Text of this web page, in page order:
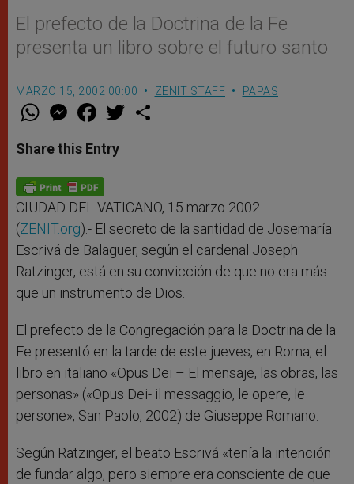
El prefecto de la Doctrina de la Fe
presenta un libro sobre el futuro santo
MARZO 15, 2002 00:00 ZENIT STAFF PAPAS
W
t
s
p
p
M
e
s
e
g
e
r
F
a
e
b
o
k
w
Share this Entry
CIUDAD DEL VATICANO, 15 marzo 2002
(ZENIT.org).- El secreto de la santidad de Josemaría
Escrivá de Balaguer, según el cardenal Joseph
Ratzinger, está en su convicción de que no era más
que un instrumento de Dios.
El prefecto de la Congregación para la Doctrina de la
Fe presentó en la tarde de este jueves, en Roma, el
libro en italiano «Opus Dei – El mensaje, las obras, las
personas» («Opus Dei- il messaggio, le opere, le
persone», San Paolo, 2002) de Giuseppe Romano.
Según Ratzinger, el beato Escrivá «tenía la intención
de fundar algo, pero siempre era consciente de que